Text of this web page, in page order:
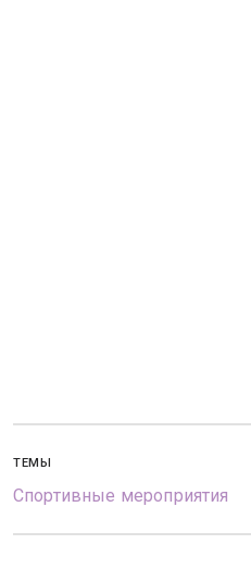
ТЕМЫ
Спортивные мероприятия